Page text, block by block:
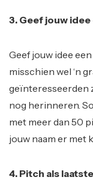
3. Geef jouw
Geef jouw idee
misschien wel ‘n
geïnteresseerden
nog herinneren.
met meer dan 50
jouw naam er met
4. Pitch als laatste